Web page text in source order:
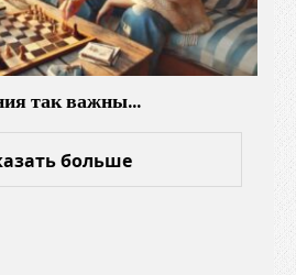
так важны…
больше